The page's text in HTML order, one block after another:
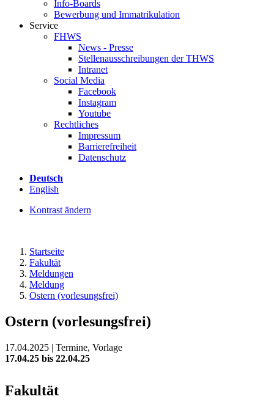
Info-Boards
Bewerbung und Immatrikulation
Service
FHWS
News - Presse
Stellenausschreibungen der THWS
Intranet
Social Media
Facebook
Instagram
Youtube
Rechtliches
Impressum
Barrierefreiheit
Datenschutz
Deutsch
English
Kontrast ändern
Startseite
Fakultät
Meldungen
Meldung
Ostern (vorlesungsfrei)
Ostern (vorlesungsfrei)
17.04.2025 | Termine, Vorlage
17.04.25 bis 22.04.25
Fakultät